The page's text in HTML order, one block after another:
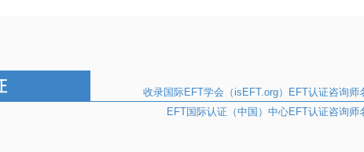
收录国际EFT学会（isEFT.org）EFT认证咨询师
EFT国际认证（中国）中心EFT认证咨询师